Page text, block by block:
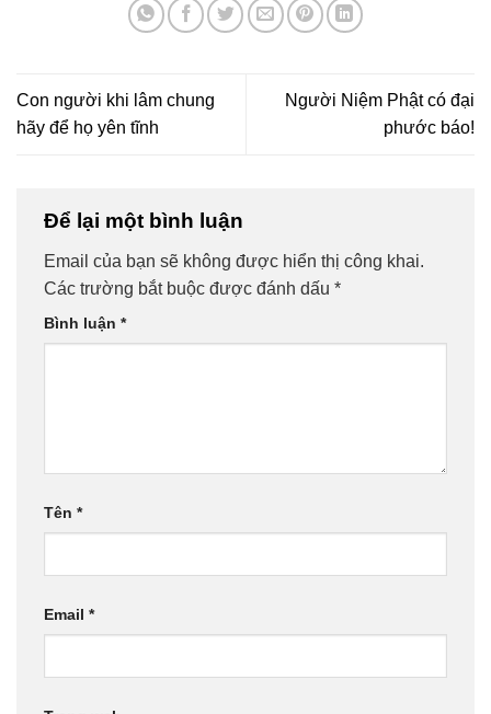
Con người khi lâm chung
hãy để họ yên tĩnh
Người Niệm Phật có đại
phước báo!
Để lại một bình luận
Email của bạn sẽ không được hiển thị công khai.
Các trường bắt buộc được đánh dấu *
Bình luận *
Tên *
Email *